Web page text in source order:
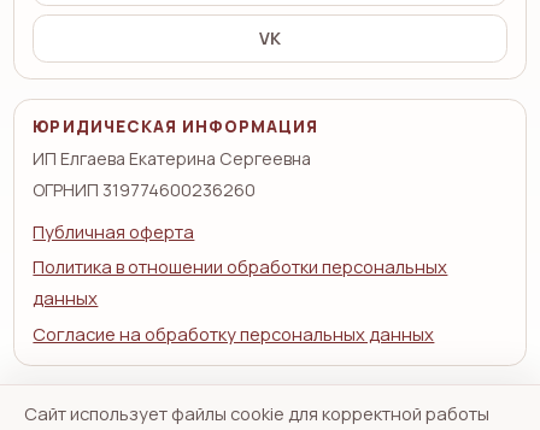
VK
ЮРИДИЧЕСКАЯ ИНФОРМАЦИЯ
ИП Елгаева Екатерина Сергеевна
ОГРНИП 319774600236260
Публичная оферта
Политика в отношении обработки персональных
данных
Согласие на обработку персональных данных
Сайт использует файлы cookie для корректной работы